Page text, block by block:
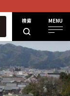
検索 MENU